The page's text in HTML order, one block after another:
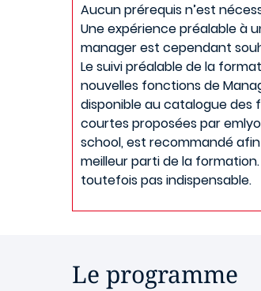
Aucun prérequis n’est
Une expérience préalable à
manager est cependant
Le suivi préalable de la
nouvelles fonctions de
disponible au catalogue des
courtes proposées par
school, est recommandé
meilleur parti de la formation.
toutefois pas indispensable.
Le programme